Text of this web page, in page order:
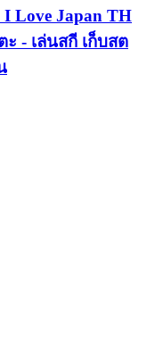
Love Japan TH
- เล่นสกี เก็บสต